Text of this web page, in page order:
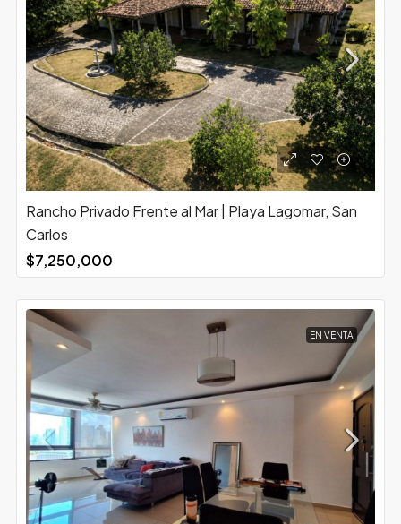
Rancho Privado Frente al Mar | Playa Lagomar, San
Carlos
$7,250,000
EN VENTA